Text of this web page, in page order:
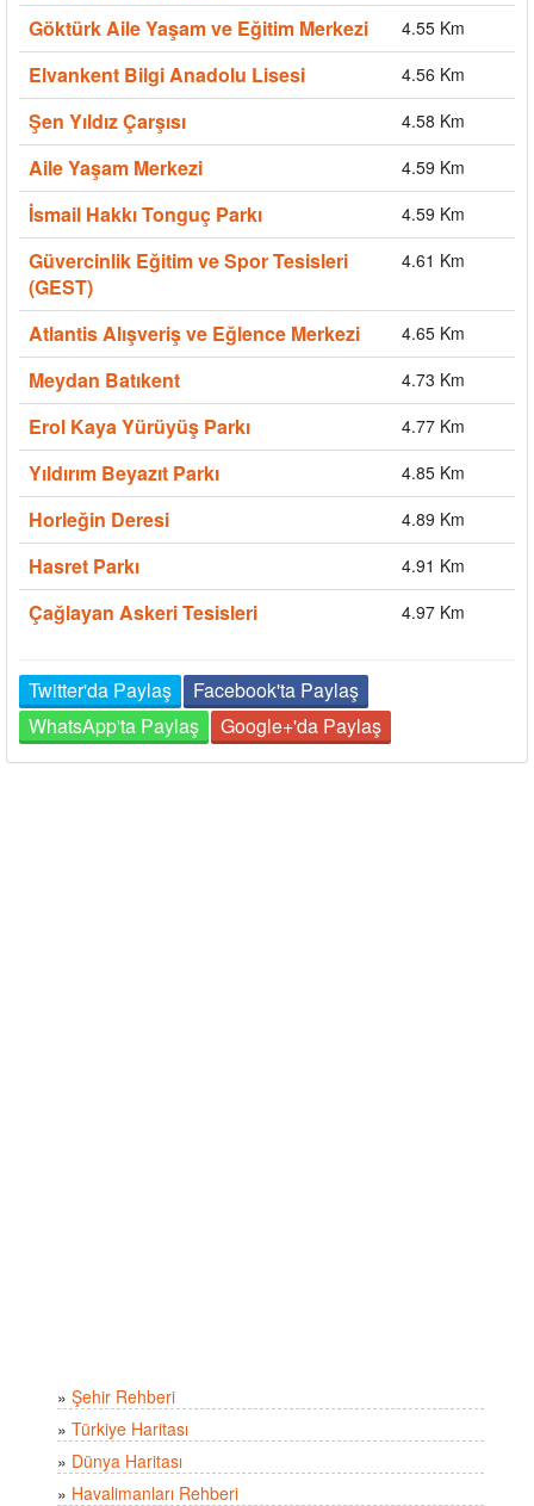
Göktürk Aile Yaşam ve Eğitim Merkezi 4.55 Km
Elvankent Bilgi Anadolu Lisesi 4.56 Km
Şen Yıldız Çarşısı 4.58 Km
Aile Yaşam Merkezi 4.59 Km
İsmail Hakkı Tonguç Parkı 4.59 Km
Güvercinlik Eğitim ve Spor Tesisleri
(GEST)
4.61 Km
Atlantis Alışveriş ve Eğlence Merkezi 4.65 Km
Meydan Batıkent 4.73 Km
Erol Kaya Yürüyüş Parkı 4.77 Km
Yıldırım Beyazıt Parkı 4.85 Km
Horleğin Deresi 4.89 Km
Hasret Parkı 4.91 Km
Çağlayan Askeri Tesisleri 4.97 Km
Twitter'da Paylaş
Facebook'ta Paylaş
WhatsApp'ta Paylaş
Google+'da Paylaş
» Şehir Rehberi
» Türkiye Haritası
» Dünya Haritası
» Havalimanları Rehberi